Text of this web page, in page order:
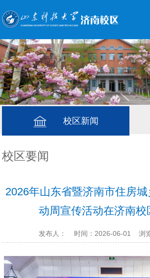
校区新闻
校区要闻
2026年山东省暨济南市住房
动周宣传活动在济南校
发布人： 时间：2026-06-01 浏